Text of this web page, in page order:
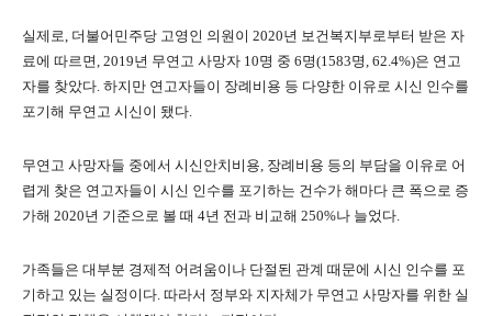
실제로, 더불어민주당 고영인 의원이 2020년 보건복지부로부터 받은 자
료에 따르면, 2019년 무연고 사망자 10명 중 6명(1583명, 62.4%)은 연고
자를 찾았다. 하지만 연고자들이 장례비용 등 다양한 이유로 시신 인수를
포기해 무연고 시신이 됐다.
무연고 사망자들 중에서 시신안치비용, 장례비용 등의 부담을 이유로 어
렵게 찾은 연고자들이 시신 인수를 포기하는 건수가 해마다 큰 폭으로 증
가해 2020년 기준으로 볼 때 4년 전과 비교해 250%나 늘었다.
가족들은 대부분 경제적 어려움이나 단절된 관계 때문에 시신 인수를 포
기하고 있는 실정이다. 따라서 정부와 지자체가 무연고 사망자를 위한 실